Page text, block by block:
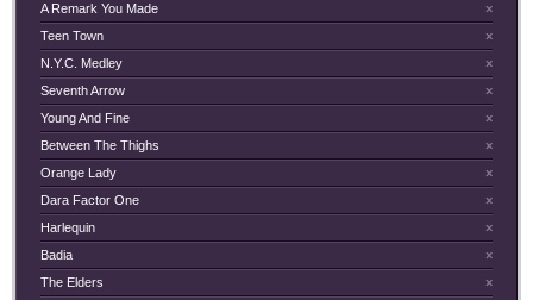
×
A Remark You Made
×
Teen Town
×
N.Y.C. Medley
×
Seventh Arrow
×
Young And Fine
×
Between The Thighs
×
Orange Lady
×
Dara Factor One
×
Harlequin
×
Badia
×
The Elders